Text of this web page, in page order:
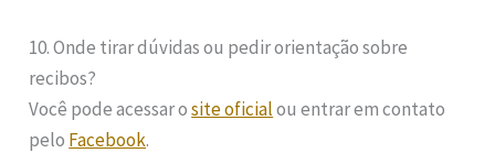
10. Onde tirar dúvidas ou pedir orientação sobre
recibos?
Você pode acessar osite oficialou entrar em contato
pelo Facebook.